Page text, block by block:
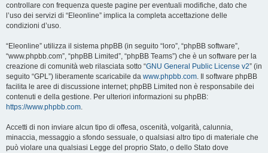
controllare con frequenza queste pagine per eventuali modifiche, dato che
l’uso dei servizi di “Eleonline” implica la completa accettazione delle
condizioni d’uso.
“Eleonline” utilizza il sistema phpBB (in seguito “loro”, “phpBB software”,
“www.phpbb.com”, “phpBB Limited”, “phpBB Teams”) che è un software per la
creazione di comunità web rilasciata sotto “GNU General Public License v2” (in
seguito “GPL”) liberamente scaricabile da www.phpbb.com. Il software phpBB
facilita le aree di discussione internet; phpBB Limited non è responsabile dei
contenuti e della gestione. Per ulteriori informazioni su phpBB:
https://www.phpbb.com.
Accetti di non inviare alcun tipo di offesa, oscenità, volgarità, calunnia,
minaccia, messaggio a sfondo sessuale, o qualsiasi altro tipo di materiale che
può violare una qualsiasi Legge del proprio Stato, o dello Stato dove